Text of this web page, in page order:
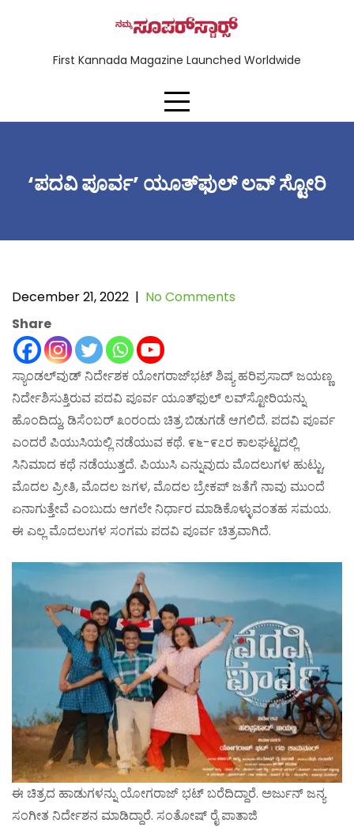
First Kannada Magazine Launched Worldwide
‘ಪದವಿ ಪೂರ್ವ’ ಯೂತ್‌ಫುಲ್ ಲವ್ ಸ್ಟೋರಿ
December 21, 2022 | No Comments
Share
ಸ್ಯಾಂಡಲ್‌ವುಡ್ ನಿರ್ದೇಶಕ ಯೋಗರಾಜ್‌ಭಟ್ ಶಿಷ್ಯ ಹರಿಪ್ರಸಾದ್ ಜಯಣ್ಣ
ನಿರ್ದೇಶಿಸುತ್ತಿರುವ ಪದವಿ ಪೂರ್ವ ಯೂತ್‌ಫುಲ್ ಲವ್‌ಸ್ಟೋರಿಯನ್ನು
ಹೊಂದಿದ್ದು, ಡಿಸೆಂಬರ್ ೩೦ರಂದು ಚಿತ್ರ ಬಿಡುಗಡೆ ಆಗಲಿದೆ. ಪದವಿ ಪೂರ್ವ
ಎಂದರೆ ಪಿಯುಸಿಯಲ್ಲಿ ನಡೆಯುವ ಕಥೆ. ೯೬-೯೭ರ ಕಾಲಘಟ್ಟದಲ್ಲಿ
ಸಿನಿಮಾದ ಕಥೆ ನಡೆಯುತ್ತದೆ. ಪಿಯುಸಿ ಎನ್ನುವುದು ಮೊದಲುಗಳ ಹುಟ್ಟು,
ಮೊದಲ ಪ್ರೀತಿ, ಮೊದಲ ಜಗಳ, ಮೊದಲ ಬ್ರೇಕಪ್ ಜತೆಗೆ ನಾವು ಮುಂದೆ
ಏನಾಗುತ್ತೇವೆ ಎಂಬುದು ಆಗಲೇ ನಿರ್ಧಾರ ಮಾಡಿಕೊಳ್ಳುವಂತಹ ಸಮಯ.
ಈ ಎಲ್ಲ ಮೊದಲುಗಳ ಸಂಗಮ ಪದವಿ ಪೂರ್ವ ಚಿತ್ರವಾಗಿದೆ.
ಈ ಚಿತ್ರದ ಹಾಡುಗಳನ್ನು ಯೋಗರಾಜ್ ಭಟ್ ಬರೆದಿದ್ದಾರೆ. ಅರ್ಜುನ್ ಜನ್ಯ
ಸಂಗೀತ ನಿರ್ದೇಶನ ಮಾಡಿದ್ದಾರೆ. ಸಂತೋಷ್ ರೈ ಪಾತಾಜಿ